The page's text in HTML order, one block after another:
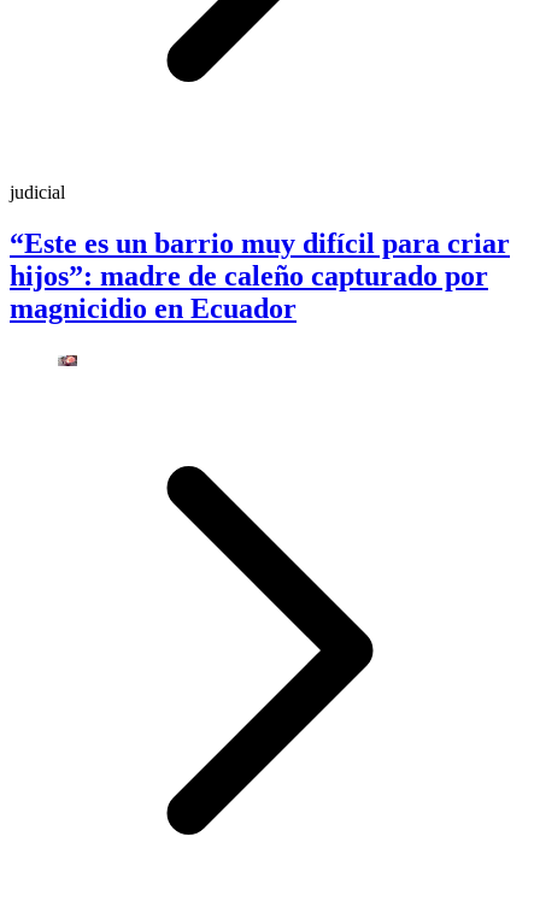
judicial
“Este es un barrio muy difícil para criar
hijos”: madre de caleño capturado por
magnicidio en Ecuador